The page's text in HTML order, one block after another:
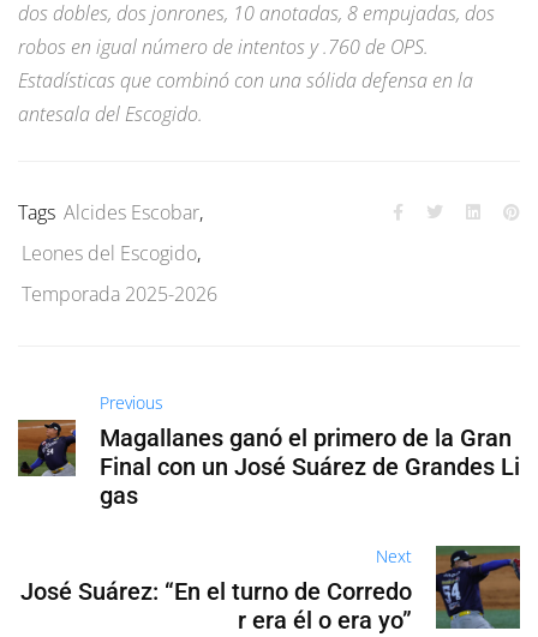
dos dobles, dos jonrones, 10 anotadas, 8 empujadas, dos
robos en igual número de intentos y .760 de OPS.
Estadísticas que combinó con una sólida defensa en la
antesala del Escogido.
Tags Alcides Escobar,
Leones del Escogido,
Temporada 2025-2026
Previous
Magallanes ganó el primero de la Gran
Final con un José Suárez de Grandes Li
gas
Next
José Suárez: “En el turno de Corredo
r era él o era yo”